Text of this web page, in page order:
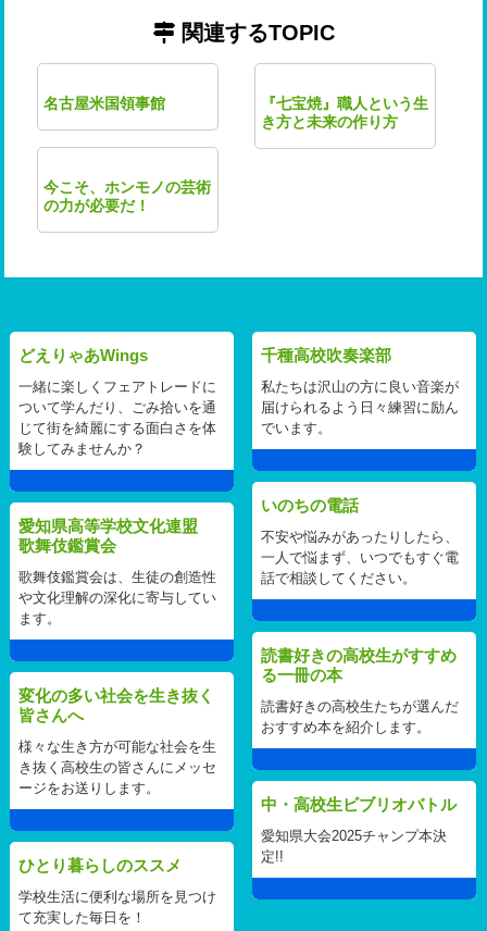
関連するTOPIC
名古屋米国領事館
『七宝焼』職人という生
き方と未来の作り方
今こそ、ホンモノの芸術
の力が必要だ！
どえりゃあWings
一緒に楽しくフェアトレードに
ついて学んだり、ごみ拾いを通
じて街を綺麗にする面白さを体
験してみませんか？
千種高校吹奏楽部
私たちは沢山の方に良い音楽が
届けられるよう日々練習に励ん
でいます。
いのちの電話
不安や悩みがあったりしたら、
一人で悩まず、いつでもすぐ電
話で相談してください。
愛知県高等学校文化連盟
歌舞伎鑑賞会
歌舞伎鑑賞会は、生徒の創造性
や文化理解の深化に寄与してい
ます。
読書好きの高校生がすすめ
る一冊の本
読書好きの高校生たちが選んだ
おすすめ本を紹介します。
変化の多い社会を生き抜く
皆さんへ
様々な生き方が可能な社会を生
き抜く高校生の皆さんにメッセ
ージをお送りします。
中・高校生ビブリオバトル
愛知県大会2025チャンプ本決
定!!
ひとり暮らしのススメ
学校生活に便利な場所を見つけ
て充実した毎日を！